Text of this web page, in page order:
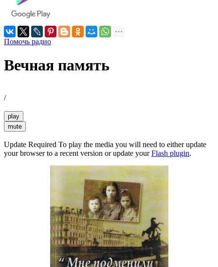
Помочь радио
Вечная память
/
play
mute
Update Required To play the media you will need to either update
your browser to a recent version or update yourFlash plugin.